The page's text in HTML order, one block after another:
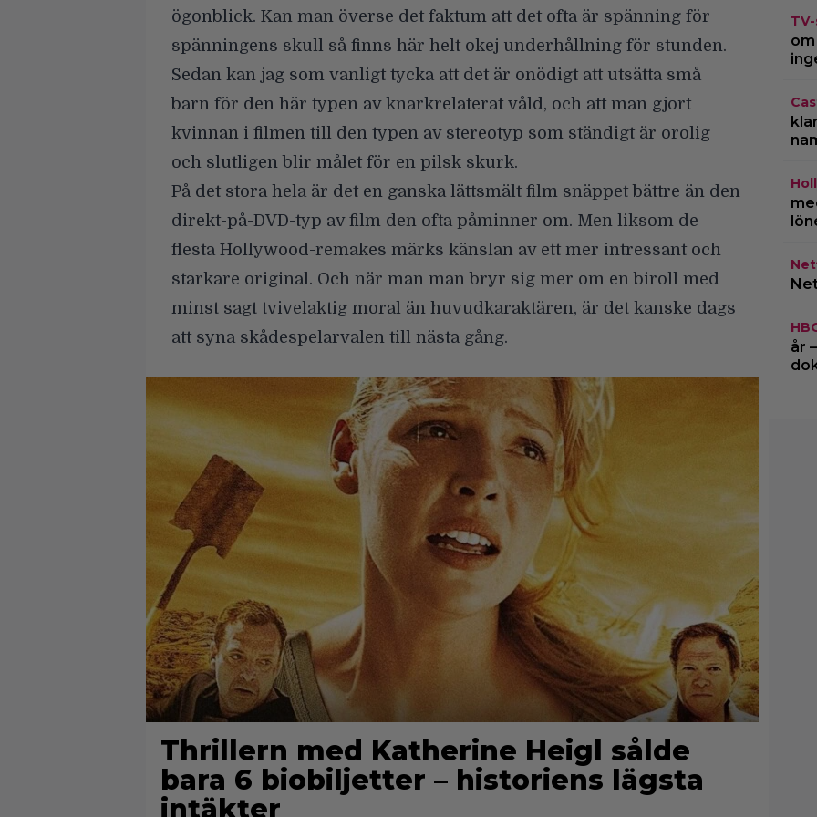
ögonblick. Kan man överse det faktum att det ofta är spänning för
spänningens skull så finns här helt okej underhållning för stunden.
Sedan kan jag som vanligt tycka att det är onödigt att utsätta små
barn för den här typen av knarkrelaterat våld, och att man gjort
kvinnan i filmen till den typen av stereotyp som ständigt är orolig
och slutligen blir målet för en pilsk skurk.
På det stora hela är det en ganska lättsmält film snäppet bättre än den
direkt-på-DVD-typ av film den ofta påminner om. Men liksom de
flesta Hollywood-remakes märks känslan av ett mer intressant och
starkare original. Och när man man bryr sig mer om en biroll med
minst sagt tvivelaktig moral än huvudkaraktären, är det kanske dags
att syna skådespelarvalen till nästa gång.
Thrillern med Katherine Heigl sålde
bara 6 biobiljetter – historiens lägsta
intäkter
år